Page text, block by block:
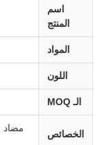
اسم
المنتج
المواد
اللون
الـ MOQ
الخصائص
مضاد